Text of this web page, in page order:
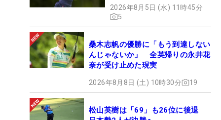
2026年8月5日 (水) 11時45分
5
桑木志帆の優勝に「もう到達しない
んじゃないか」 全英帰りの永井花
奈が受け止めた現実
2026年8月8日 (土) 10時30分 19
松山英樹は「69」も26位に後退